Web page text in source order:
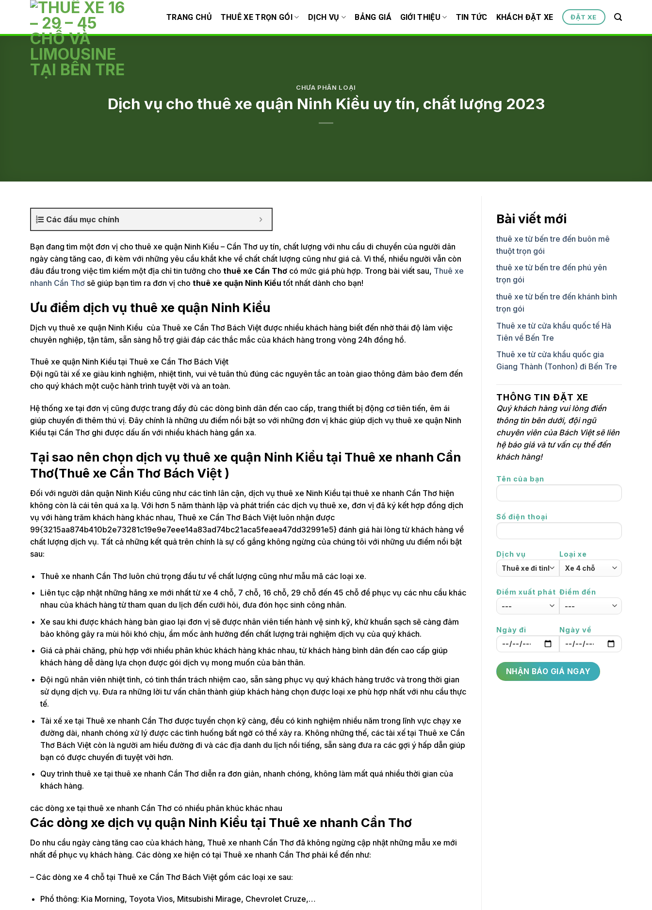
TRANG CHỦ THUÊ XE TRỌN GÓI DỊCH VỤ BẢNG GIÁ GIỚI THIỆU TIN TỨC KHÁCH ĐẶT XE ĐẶT XE
CHƯA PHÂN LOẠI
Dịch vụ cho thuê xe quận Ninh Kiều uy tín, chất lượng 2023
Các đầu mục chính
Bạn đang tìm một đơn vị cho thuê xe quận Ninh Kiều – Cần Thơ uy tín, chất lượng với nhu cầu di chuyển của người dân
ngày càng tăng cao, đi kèm với những yêu cầu khắt khe về chất chất lượng cũng như giá cả. Vì thế, nhiều người vẫn còn
đâu đầu trong việc tìm kiếm một địa chỉ tin tưởng cho thuê xe Cần Thơ có mức giá phù hợp. Trong bài viết sau, Thuê xe
nhanh Cần Thơ sẽ giúp bạn tìm ra đơn vị cho thuê xe quận Ninh Kiều tốt nhất dành cho bạn!
Ưu điểm dịch vụ thuê xe quận Ninh Kiều
Dịch vụ thuê xe quận Ninh Kiều của Thuê xe Cần Thơ Bách Việt được nhiều khách hàng biết đến nhờ thái độ làm việc
chuyên nghiệp, tận tâm, sẵn sàng hỗ trợ giải đáp các thắc mắc của khách hàng trong vòng 24h đồng hồ.
Thuê xe quận Ninh Kiều tại Thuê xe Cần Thơ Bách Việt
Đội ngũ tài xế xe giàu kinh nghiệm, nhiệt tình, vui vẻ tuân thủ đúng các nguyên tắc an toàn giao thông đảm bảo đem đến
cho quý khách một cuộc hành trình tuyệt vời và an toàn.
Hệ thống xe tại đơn vị cũng được trang đầy đủ các dòng bình dân đến cao cấp, trang thiết bị động cơ tiên tiến, êm ái
giúp chuyến đi thêm thú vị. Đây chính là những ưu điểm nổi bật so với những đơn vị khác giúp dịch vụ thuê xe quận Ninh
Kiều tại Cần Thơ ghi được dấu ấn với nhiều khách hàng gần xa.
Tại sao nên chọn dịch vụ thuê xe quận Ninh Kiều tại Thuê xe nhanh Cần
Thơ(Thuê xe Cần Thơ Bách Việt )
Đối với người dân quận Ninh Kiều cũng như các tỉnh lân cận, dịch vụ thuê xe Ninh Kiều tại thuê xe nhanh Cần Thơ hiện
không còn là cái tên quá xa lạ. Với hơn 5 năm thành lập và phát triển các dịch vụ thuê xe, đơn vị đã ký kết hợp đồng dịch
vụ với hàng trăm khách hàng khác nhau, Thuê xe Cần Thơ Bách Việt luôn nhận được
99{3215aa874b410b2e73281c19e9e7eee14a83ad74bc21aca5feaea47dd32991e5} đánh giá hài lòng từ khách hàng về
chất lượng dịch vụ. Tất cả những kết quả trên chính là sự cố gắng không ngừng của chúng tôi với những ưu điểm nổi bật
sau:
Thuê xe nhanh Cần Thơ luôn chú trọng đầu tư về chất lượng cũng như mẫu mã các loại xe.
Liên tục cập nhật những hãng xe mới nhất từ xe 4 chỗ, 7 chỗ, 16 chỗ, 29 chỗ đến 45 chỗ để phục vụ các nhu cầu khác
nhau của khách hàng từ tham quan du lịch đến cưới hỏi, đưa đón học sinh công nhân.
Xe sau khi được khách hàng bàn giao lại đơn vị sẽ được nhân viên tiến hành vệ sinh kỹ, khử khuẩn sạch sẽ càng đảm
bảo không gây ra mùi hôi khó chịu, ẩm mốc ảnh hưởng đến chất lượng trải nghiệm dịch vụ của quý khách.
Giá cả phải chăng, phù hợp với nhiều phân khúc khách hàng khác nhau, từ khách hàng bình dân đến cao cấp giúp
khách hàng dễ dàng lựa chọn được gói dịch vụ mong muốn của bản thân.
Đội ngũ nhân viên nhiệt tình, có tinh thần trách nhiệm cao, sẵn sàng phục vụ quý khách hàng trước và trong thời gian
sử dụng dịch vụ. Đưa ra những lời tư vấn chân thành giúp khách hàng chọn được loại xe phù hợp nhất với nhu cầu thực
tế.
Tài xế xe tại Thuê xe nhanh Cần Thơ được tuyển chọn kỹ càng, đều có kinh nghiệm nhiều năm trong lĩnh vực chạy xe
đường dài, nhanh chóng xử lý được các tình huống bất ngờ có thể xảy ra. Không những thế, các tài xế tại Thuê xe Cần
Thơ Bách Việt còn là người am hiểu đường đi và các địa danh du lịch nổi tiếng, sẵn sàng đưa ra các gợi ý hấp dẫn giúp
bạn có được chuyến đi tuyệt vời hơn.
Quy trình thuê xe tại thuê xe nhanh Cần Thơ diễn ra đơn giản, nhanh chóng, không làm mất quá nhiều thời gian của
khách hàng.
các dòng xe tại thuê xe nhanh Cần Thơ có nhiều phân khúc khác nhau
Các dòng xe dịch vụ quận Ninh Kiều tại Thuê xe nhanh Cần Thơ
Do nhu cầu ngày càng tăng cao của khách hàng, Thuê xe nhanh Cần Thơ đã không ngừng cập nhật những mẫu xe mới
nhất để phục vụ khách hàng. Các dòng xe hiện có tại Thuê xe nhanh Cần Thơ phải kể đến như:
– Các dòng xe 4 chỗ tại Thuê xe Cần Thơ Bách Việt gồm các loại xe sau:
Phổ thông: Kia Morning, Toyota Vios, Mitsubishi Mirage, Chevrolet Cruze,…
Bài viết mới
thuê xe từ bến tre đến buôn mê
thuột trọn gói
thuê xe từ bến tre đến phú yên
trọn gói
thuê xe từ bến tre đến khánh bình
trọn gói
Thuê xe từ cửa khẩu quốc tế Hà
Tiên về Bến Tre
Thuê xe từ cửa khẩu quốc gia
Giang Thành (Tonhon) đi Bến Tre
THÔNG TIN ĐẶT XE
Quý khách hàng vui lòng điền
thông tin bên dưới, đội ngũ
chuyên viên của Bách Việt sẽ liên
hệ báo giá và tư vấn cụ thể đến
khách hàng!
Tên của bạn
Số điện thoại
Dịch vụ Loại xe
Điểm xuất phát Điểm đến
Ngày đi Ngày về